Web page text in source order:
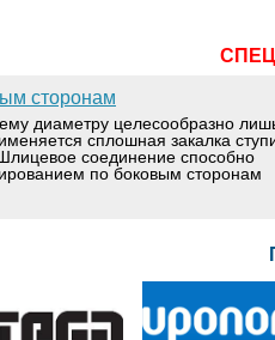
сторонам
диаметру целесообразно
сплошная закалка
соединение способно
по боковым сторонам